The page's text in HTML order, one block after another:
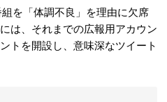
を「体調不良」を理由に欠席
は、それまでの広報用アカウン
トを開設し、意味深なツイート